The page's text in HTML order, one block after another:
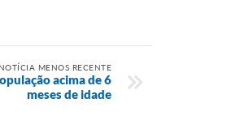
NOTÍCIA MENOS RECENTE
acima de 6
meses de idade